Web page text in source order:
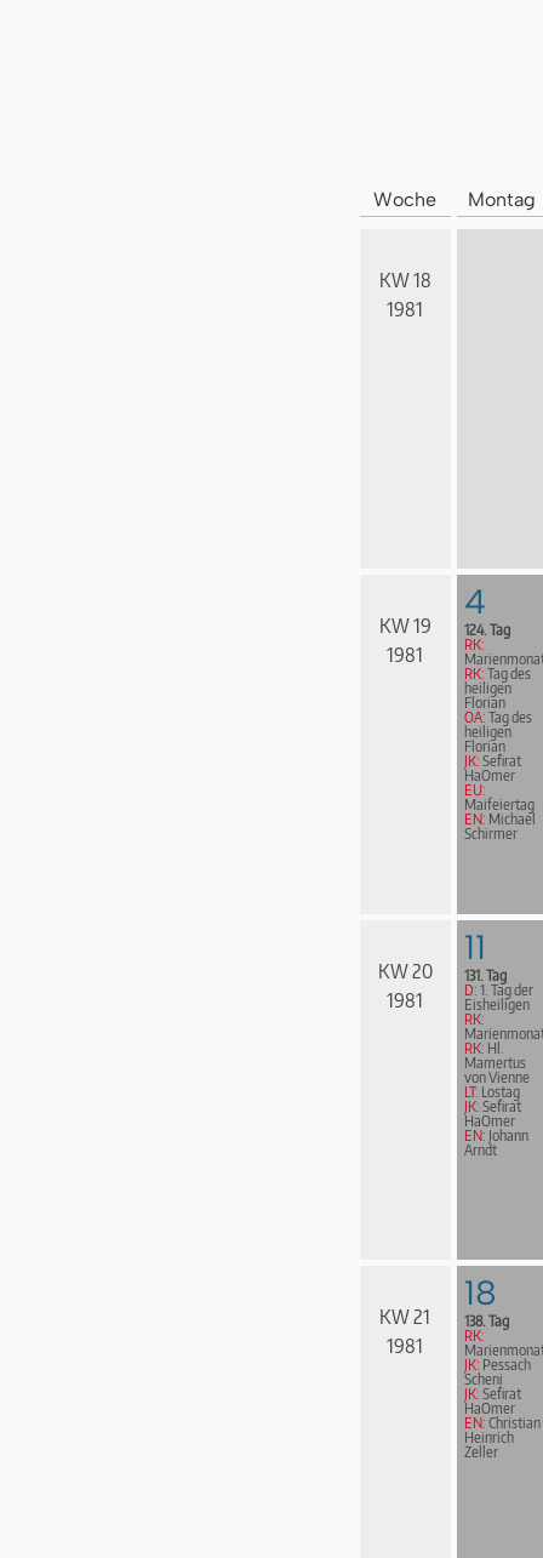
Woche Montag
KW 18
1981
KW 19
1981
4
124. Tag
RK:
RK: Tag des
heiligen
Florian
OA: Tag des
heiligen
Florian
JK: Sefirat
HaOmer
EU:
Maifeiertag
EN: Michael
Schirmer
KW 20
1981
11
131. Tag
D: 1. Tag der
Eisheiligen
RK:
RK: Hl.
Mamertus
von Vienne
LT: Lostag
JK: Sefirat
HaOmer
EN: Johann
Arndt
KW 21
1981
18
138. Tag
RK:
JK: Pessach
Scheni
JK: Sefirat
HaOmer
EN: Christian
Heinrich
Zeller